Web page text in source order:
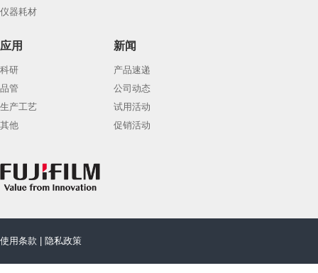
仪器耗材
应用
科研
品管
生产工艺
其他
新闻
产品速递
公司动态
试用活动
促销活动
使用条款 隐私政策